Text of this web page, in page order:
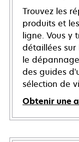
Trouvez les
produits et
ligne. Vous y
détaillées
le
des guides
sélection de
Obtenir une
s’ouvre
dans